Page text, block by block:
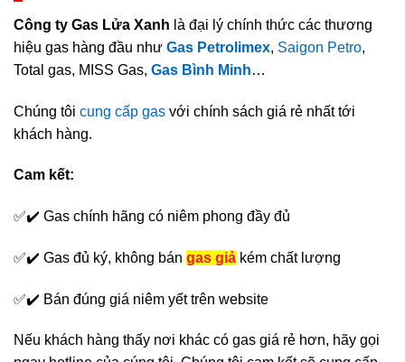
Công ty Gas Lửa Xanh là đại lý chính thức các thương
hiệu gas hàng đầu như Gas Petrolimex, Saigon Petro,
Total gas, MISS Gas, Gas Bình Minh…
Chúng tôi cung cấp gas với chính sách giá rẻ nhất tới
khách hàng.
Cam kết:
✅✔️ Gas chính hãng có niêm phong đầy đủ
✅✔️ Gas đủ ký, không bán gas giả kém chất lượng
✅✔️ Bán đúng giá niêm yết trên website
Nếu khách hàng thấy nơi khác có gas giá rẻ hơn, hãy gọi